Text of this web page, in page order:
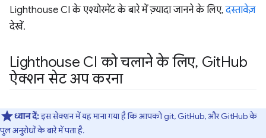
Lighthouse CI के एश्योरमेंट के बारे में ज़्यादा जानने के लिए,दस्तावेज़
देखें.
Lighthouse CI को चलाने के लिए, GitHub
ऐक्शन सेट अप करना
ध्यान दें:इस सेक्शन में यह माना गया है कि आपको git, GitHub, और GitHub के
पुल अनुरोधों के बारे में पता है.